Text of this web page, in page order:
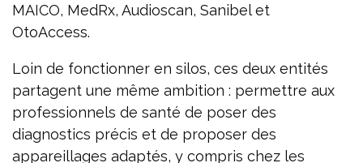
MAICO, MedRx, Audioscan, Sanibel et
OtoAccess.
Loin de fonctionner en silos, ces deux entités
partagent une même ambition : permettre aux
professionnels de santé de poser des
diagnostics précis et de proposer des
appareillages adaptés, y compris chez les